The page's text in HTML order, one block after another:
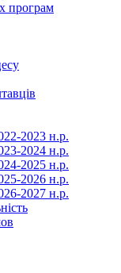
програм
2023 н.р.
2024 н.р.
2025 н.р.
2026 н.р.
2027 н.р.